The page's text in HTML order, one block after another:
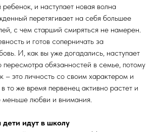
и наступает новая волна
перетягивает на себя большее
с чем старший смиряться не намерен.
и готов соперничать за
И, как вы уже догадались, наступает
пересмотра обязанностей в семье, потому
– это личность со своим характером и
то же время первенец активно растет и
меньше любви и внимания.
дети идут в школу